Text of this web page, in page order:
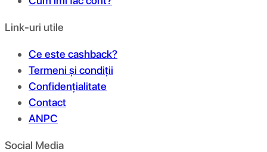
Link-uri utile
Ce este cashback?
Termeni și condiții
Confidențialitate
Contact
ANPC
Social Media